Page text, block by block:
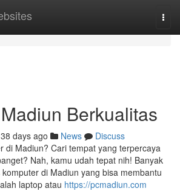
Berkualitas
days ago News
Discuss
di Madiun? Cari tempat yang terpercaya
Nah, kamu udah tepat nih! Banyak
di Madiun yang bisa membantu
laptop atau https://pcmadiun.com